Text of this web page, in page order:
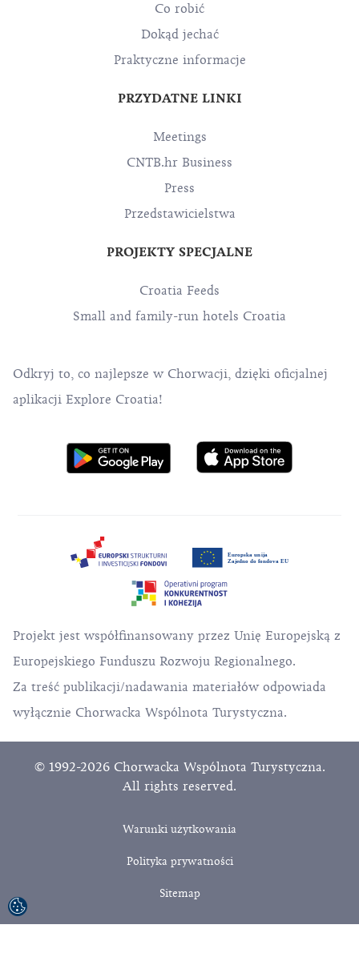
Co robić
Dokąd jechać
Praktyczne informacje
PRZYDATNE LINKI
Meetings
CNTB.hr Business
Press
Przedstawicielstwa
PROJEKTY SPECJALNE
Croatia Feeds
Small and family-run hotels Croatia
Odkryj to, co najlepsze w Chorwacji, dzięki oficjalnej
aplikacji Explore Croatia!
Projekt jest współfinansowany przez Unię Europejską z
Europejskiego Funduszu Rozwoju Regionalnego.
Za treść publikacji/nadawania materiałów odpowiada
wyłącznie Chorwacka Wspólnota Turystyczna.
© 1992-2026 Chorwacka Wspólnota Turystyczna.
All rights reserved.
Warunki użytkowania
Polityka prywatności
Sitemap